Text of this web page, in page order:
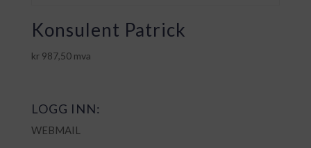
Konsulent Patrick
kr987,50 mva
LOGG INN:
WEBMAIL